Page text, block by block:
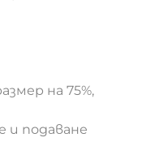
на 75%,
и подаване